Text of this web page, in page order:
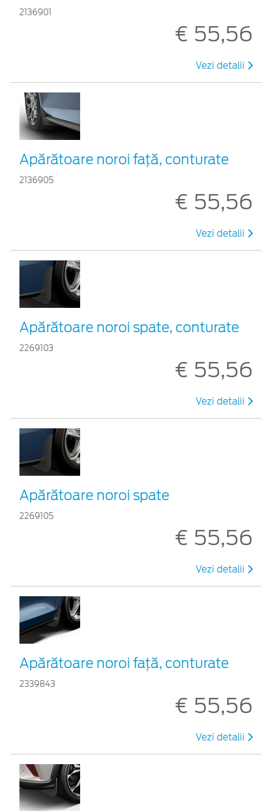
2136901
€ 55,56
Vezi detalii
Apărătoare noroi față, conturate
2136905
€ 55,56
Vezi detalii
Apărătoare noroi spate, conturate
2269103
€ 55,56
Vezi detalii
Apărătoare noroi spate
2269105
€ 55,56
Vezi detalii
Apărătoare noroi față, conturate
2339843
€ 55,56
Vezi detalii